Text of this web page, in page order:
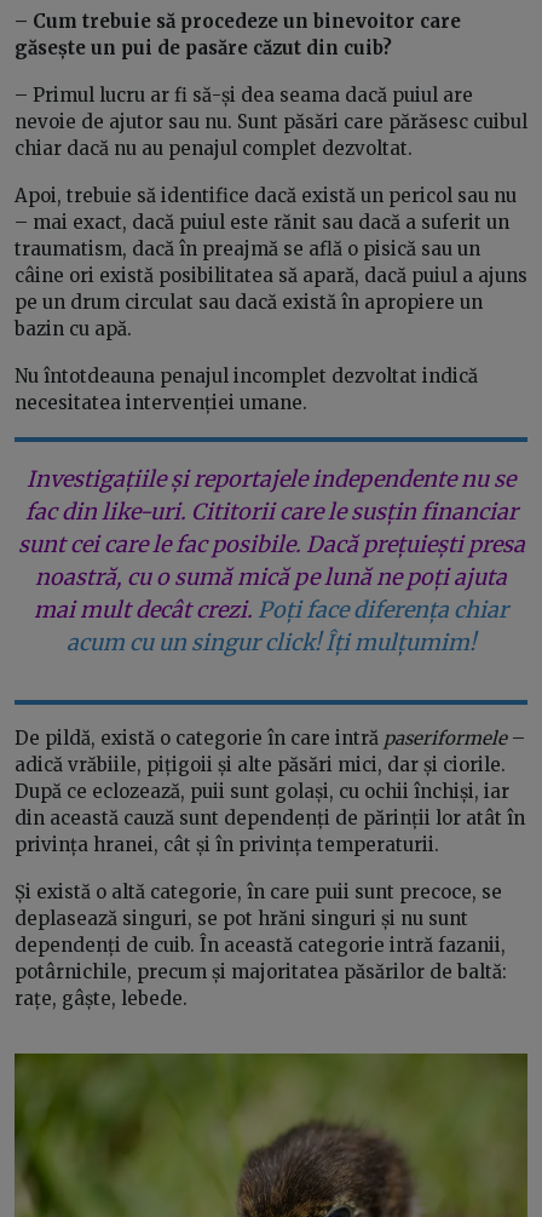
– Cum trebuie să procedeze un binevoitor care
găsește un pui de pasăre căzut din cuib?
– Primul lucru ar fi să-și dea seama dacă puiul are
nevoie de ajutor sau nu. Sunt păsări care părăsesc cuibul
chiar dacă nu au penajul complet dezvoltat.
Apoi, trebuie să identifice dacă există un pericol sau nu
– mai exact, dacă puiul este rănit sau dacă a suferit un
traumatism, dacă în preajmă se află o pisică sau un
câine ori există posibilitatea să apară, dacă puiul a ajuns
pe un drum circulat sau dacă există în apropiere un
bazin cu apă.
Nu întotdeauna penajul incomplet dezvoltat indică
necesitatea intervenției umane.
Investigațiile și reportajele independente nu se
fac din like-uri. Cititorii care le susțin financiar
sunt cei care le fac posibile. Dacă prețuiești presa
noastră, cu o sumă mică pe lună ne poți ajuta
mai mult decât crezi. Poți face diferența chiar
acum cu un singur click! Îți mulțumim!
De pildă, există o categorie în care intră paseriformele–
adică vrăbiile, pițigoii și alte păsări mici, dar și ciorile.
După ce eclozează, puii sunt golași, cu ochii închiși, iar
din această cauză sunt dependenți de părinții lor atât în
privința hranei, cât și în privința temperaturii.
Și există o altă categorie, în care puii sunt precoce, se
deplasează singuri, se pot hrăni singuri și nu sunt
dependenți de cuib. În această categorie intră fazanii,
potârnichile, precum și majoritatea păsărilor de baltă:
rațe, gâște, lebede.